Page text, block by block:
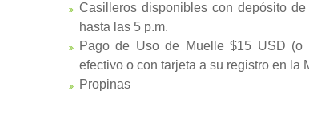
Casilleros disponibles con depósito
hasta las 5 p.m.
Pago de Uso de Muelle $15 USD (o
efectivo o con tarjeta a su registro en la
Propinas